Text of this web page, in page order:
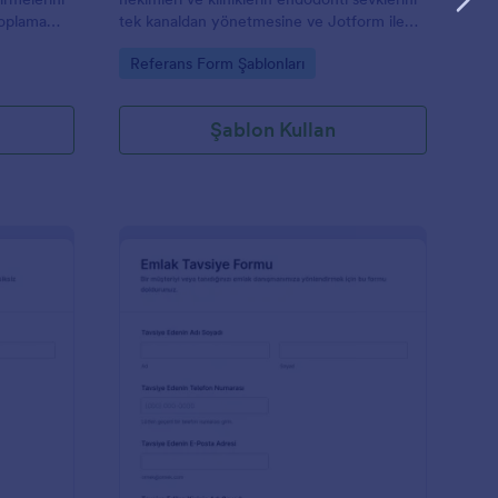
tek kanaldan yönetmesine ve Jotform ile
yardımcı olur.
Go to Category:
Referans Form Şablonları
Şablon Kullan